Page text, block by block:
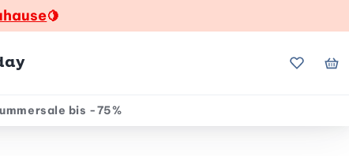
🍋
Meine
bis -75%